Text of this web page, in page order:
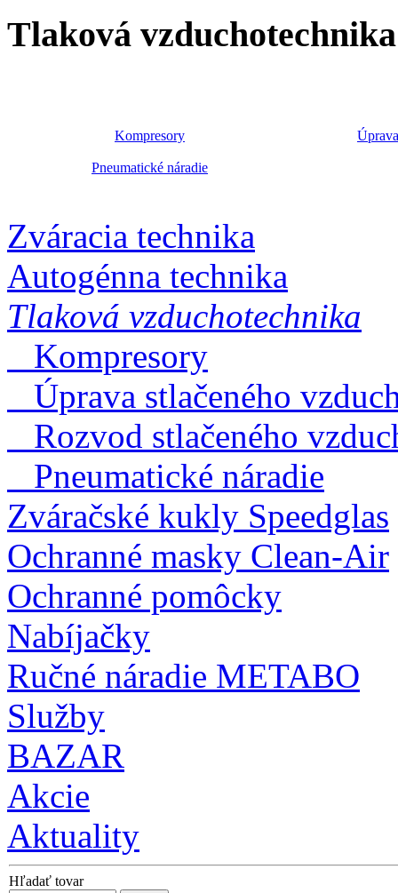
Tlaková vzduchotechnika
Kompresory
Pneumatické náradie
Zváracia technika
Autogénna technika
Tlaková vzduchotechnika
Kompresory
Úprava stlačeného
Rozvod stlačeného
Pneumatické náradie
Zváračské kukly Speedglas
Ochranné masky Clean-Air
Ochranné pomôcky
Nabíjačky
Ručné náradie METABO
Služby
BAZAR
Akcie
Aktuality
Hľadať tovar